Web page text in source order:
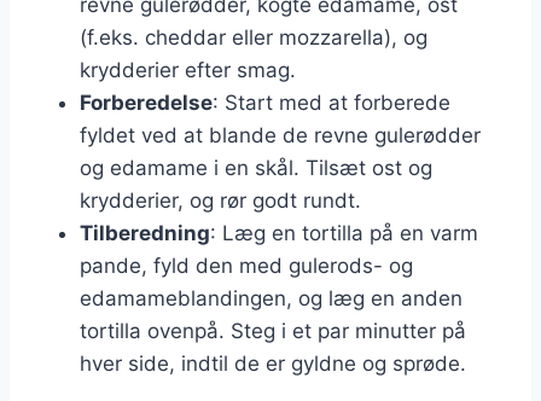
(f.eks. cheddar eller mozzarella), og
krydderier efter smag.
Forberedelse: Start med at forberede
fyldet ved at blande de revne gulerødder
og edamame i en skål. Tilsæt ost og
krydderier, og rør godt rundt.
Tilberedning: Læg en tortilla på en varm
pande, fyld den med gulerods- og
edamameblandingen, og læg en anden
tortilla ovenpå. Steg i et par minutter på
hver side, indtil de er gyldne og sprøde.